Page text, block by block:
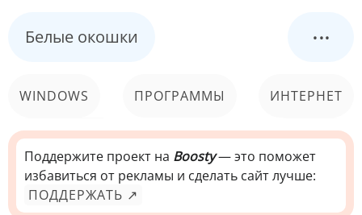
Белые окошки ...
WINDOWS ПРОГРАММЫ ИНТЕРНЕТ
КОМПЬЮТЕР
СИСТЕМА
Поддержите проект на Boosty— это поможет
избавиться от рекламы и сделать сайт лучше:
ПОДДЕРЖАТЬ ↗